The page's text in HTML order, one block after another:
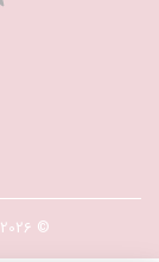
© 2026 Pandora-Iran.ir Inc. All rights reserved